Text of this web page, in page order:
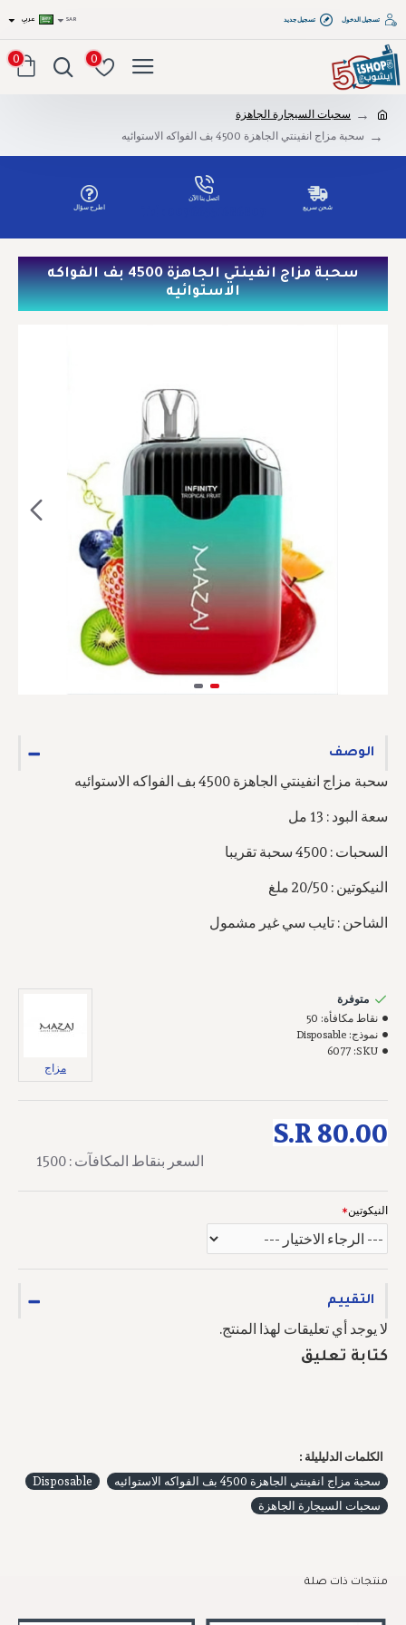
تسجيل الدخول تسجيل جديد SAR عربي
0
0
سحبات السيجارة الجاهزة
سحبة مزاج انفينتي الجاهزة 4500 بف الفواكه الاستوائيه
شحن سريع
اتصل بنا الآن
اطرح سؤال
سحبة مزاج انفينتي الجاهزة 4500 بف الفواكه
الاستوائيه
الوصف
سحبة مزاج انفينتي الجاهزة 4500 بف الفواكه الاستوائيه
سعة البود : 13 مل
السحبات : 4500 سحبة تقريبا
النيكوتين : 20/50 ملغ
الشاحن : تايب سي غير مشمول
S.R 80.00
السعر بنقاط المكافآت : 1500
متوفرة
نقاط مكافأة: 50
نموذج: Disposable
SKU:
6077
مزاج
النيكوتين
التقييم
لا يوجد أي تعليقات لهذا المنتج.
كتابة تعليق
الكلمات الدليليلة :
سحبة مزاج انفينتي الجاهزة 4500 بف الفواكه الاستوائيه
Disposable
سحبات السيجارة الجاهزة
منتجات ذات صلة